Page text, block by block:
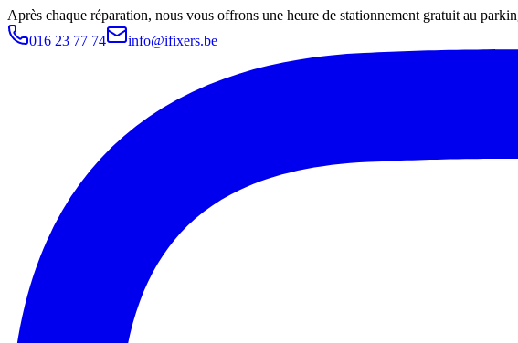
Après chaque réparation, nous vous offrons une heure de stationnement gratuit au
016 23 77 74
info@ifixers.be